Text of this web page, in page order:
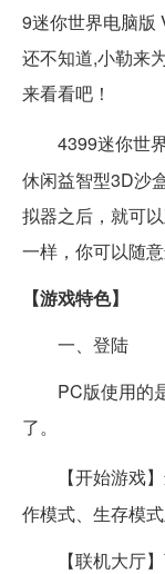
9迷你世界电脑版
还不知道,小勒来
来看看吧！
4399迷你世
休闲益智型3D沙
拟器之后，就可
一样，你可以随
【游戏特色】
一、登陆
PC版使用的是
了。
【开始游戏】
作模式、生存模式
【联机大厅】